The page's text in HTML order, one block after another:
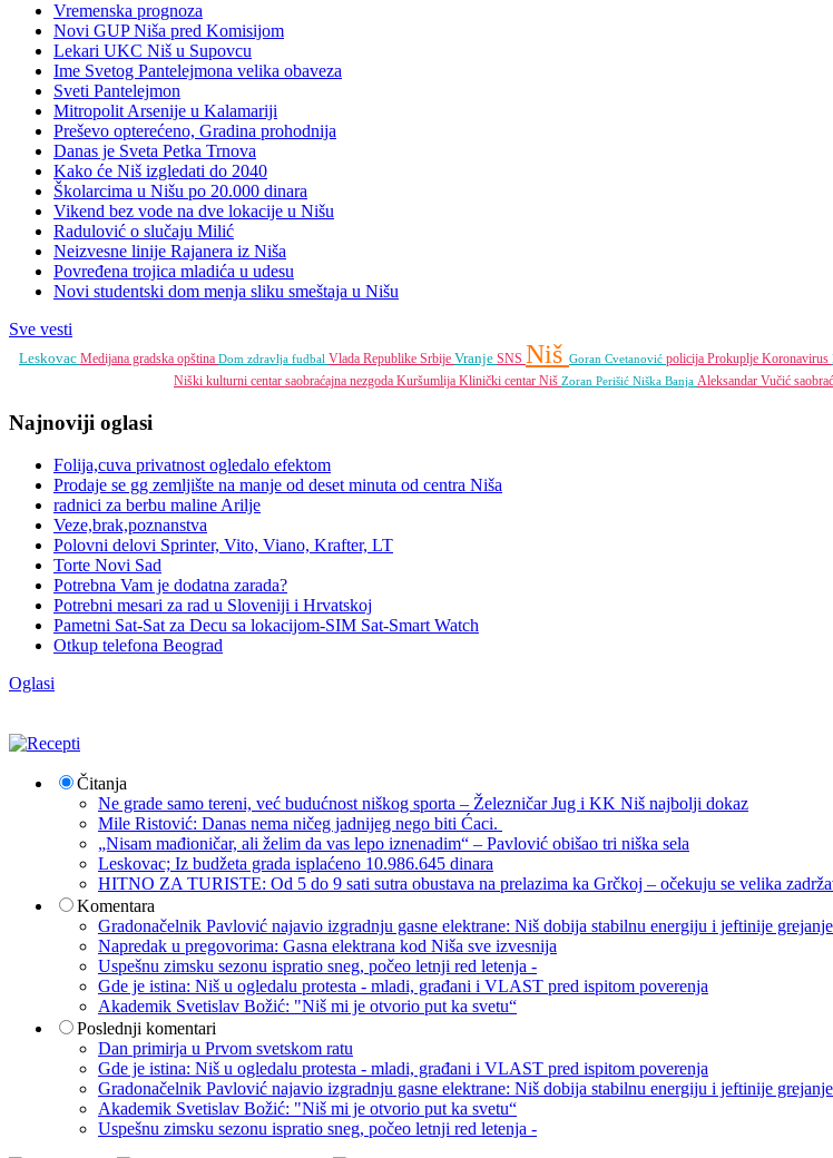
Vremenska prognoza
Novi GUP Niša pred Komisijom
Lekari UKC Niš u Supovcu
Ime Svetog Pantelejmona velika obaveza
Sveti Pantelejmon
Mitropolit Arsenije u Kalamariji
Preševo opterećeno, Gradina prohodnija
Danas je Sveta Petka Trnova
Kako će Niš izgledati do 2040
Školarcima u Nišu po 20.000 dinara
Vikend bez vode na dve lokacije u Nišu
Radulović o slučaju Milić
Neizvesne linije Rajanera iz Niša
Povređena trojica mladića u udesu
Novi studentski dom menja sliku smeštaja u Nišu
Sve vesti
Leskovac Medijana gradska opština Dom zdravlja fudbal Vlada Republike Srbije Vranje SNS Niš Goran Cvetanović policija Prokuplje Koronavirus
Niški kulturni centar saobraćajna nezgoda Kuršumlija Klinički centar Niš Zoran Perišić Niška Banja Aleksandar Vučić
Najnoviji oglasi
Folija,cuva privatnost ogledalo efektom
Prodaje se gg zemljište na manje od deset minuta od centra Niša
radnici za berbu maline Arilje
Veze,brak,poznanstva
Polovni delovi Sprinter, Vito, Viano, Krafter, LT
Torte Novi Sad
Potrebna Vam je dodatna zarada?
Potrebni mesari za rad u Sloveniji i Hrvatskoj
Pametni Sat-Sat za Decu sa lokacijom-SIM Sat-Smart Watch
Otkup telefona Beograd
Oglasi
Čitanja
Ne grade samo tereni, već budućnost niškog sporta – Železničar Jug i KK Niš najbolji dokaz
Mile Ristović: Danas nema ničeg jadnijeg nego biti Ćaci.
„Nisam mađioničar, ali želim da vas lepo iznenadim“ – Pavlović obišao tri niška sela
Leskovac; Iz budžeta grada isplaćeno 10.986.645 dinara
HITNO ZA TURISTE: Od 5 do 9 sati sutra obustava na prelazima ka Grčkoj – očekuju se velika
Komentara
Gradonačelnik Pavlović najavio izgradnju gasne elektrane: Niš dobija stabilnu energiju i jeftinije grejanje
Napredak u pregovorima: Gasna elektrana kod Niša sve izvesnija
Uspešnu zimsku sezonu ispratio sneg, počeo letnji red letenja -
Gde je istina: Niš u ogledalu protesta - mladi, građani i VLAST pred ispitom poverenja
Akademik Svetislav Božić: "Niš mi je otvorio put ka svetu“
Poslednji komentari
Dan primirja u Prvom svetskom ratu
Gde je istina: Niš u ogledalu protesta - mladi, građani i VLAST pred ispitom poverenja
Gradonačelnik Pavlović najavio izgradnju gasne elektrane: Niš dobija stabilnu energiju i jeftinije grejanje
Akademik Svetislav Božić: "Niš mi je otvorio put ka svetu“
Uspešnu zimsku sezonu ispratio sneg, počeo letnji red letenja -